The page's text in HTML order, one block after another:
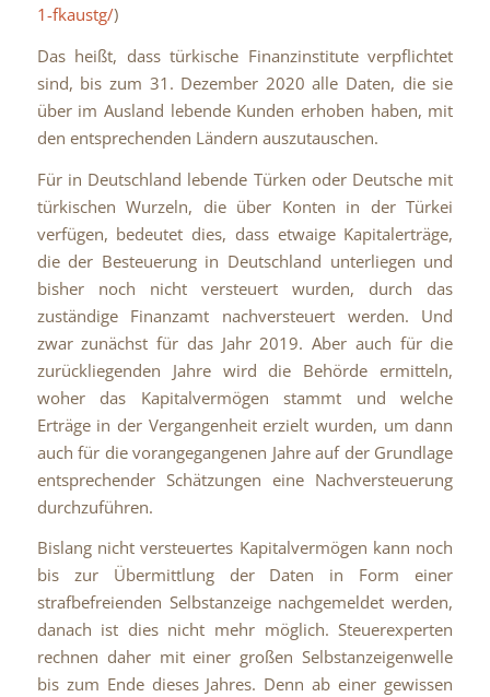
1-fkaustg/)
Das heißt, dass türkische Finanzinstitute verpflichtet
sind, bis zum 31. Dezember 2020 alle Daten, die sie
über im Ausland lebende Kunden erhoben haben, mit
den entsprechenden Ländern auszutauschen.
Für in Deutschland lebende Türken oder Deutsche mit
türkischen Wurzeln, die über Konten in der Türkei
verfügen, bedeutet dies, dass etwaige Kapitalerträge,
die der Besteuerung in Deutschland unterliegen und
bisher noch nicht versteuert wurden, durch das
zuständige Finanzamt nachversteuert werden. Und
zwar zunächst für das Jahr 2019. Aber auch für die
zurückliegenden Jahre wird die Behörde ermitteln,
woher das Kapitalvermögen stammt und welche
Erträge in der Vergangenheit erzielt wurden, um dann
auch für die vorangegangenen Jahre auf der Grundlage
entsprechender Schätzungen eine Nachversteuerung
durchzuführen.
Bislang nicht versteuertes Kapitalvermögen kann noch
bis zur Übermittlung der Daten in Form einer
strafbefreienden Selbstanzeige nachgemeldet werden,
danach ist dies nicht mehr möglich. Steuerexperten
rechnen daher mit einer großen Selbstanzeigenwelle
bis zum Ende dieses Jahres. Denn ab einer gewissen